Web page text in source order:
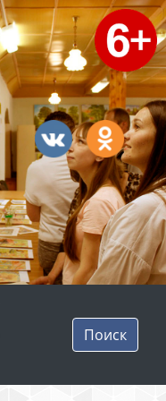
Поиск